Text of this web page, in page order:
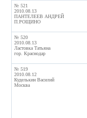
№ 521
2010.08.13
ПАНТЕЛЕЕВ АНДРЕЙ
П.РОЩИНО
№ 520
2010.08.13
Ластовка Татьяна
гор. Краснодар
№ 519
2010.08.12
Куделькин Василий
Москва